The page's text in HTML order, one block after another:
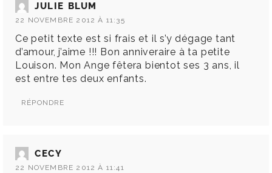
JULIE BLUM
22 NOVEMBRE 2012 À 11:35
Ce petit texte est si frais et il s’y dégage tant
d’amour, j’aime !!! Bon anniveraire à ta petite
Louison. Mon Ange fêtera bientot ses 3 ans, il
est entre tes deux enfants.
RÉPONDRE
CECY
22 NOVEMBRE 2012 À 11:41